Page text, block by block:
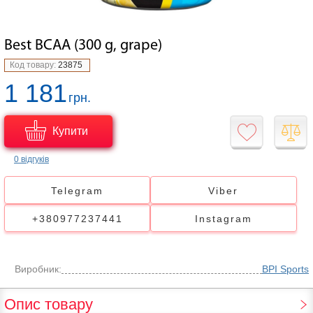
Best BCAA (300 g, grape)
Код товару: 23875
1 181грн.
Купити
0 відгуків
Telegram Viber
+380977237441 Instagram
Виробник: BPI Sports
Опис товару